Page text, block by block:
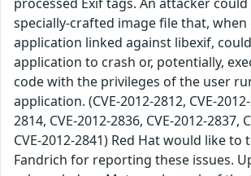
specially-crafted image file that, when
application linked against libexif,
application to crash or, potentially,
code with the privileges of the user
application. (CVE-2012-2812, CVE-
2814, CVE-2012-2836, CVE-2012-2837,
CVE-2012-2841) Red Hat would like to
Fandrich for reporting these issues.